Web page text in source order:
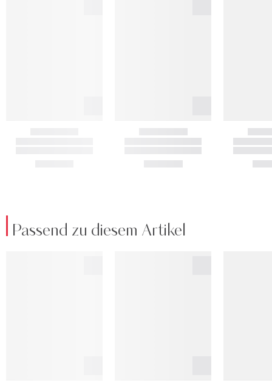
Passend zu diesem Artikel